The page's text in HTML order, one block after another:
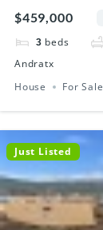
$459,000
3 beds
Andratx
House
For Sale
Just Listed